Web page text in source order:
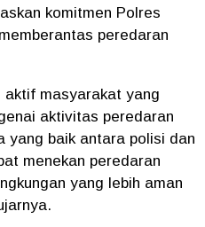
komitmen Polres
peredaran
aktif masyarakat yang
aktivitas peredaran
yang baik antara polisi dan
menekan peredaran
yang lebih aman